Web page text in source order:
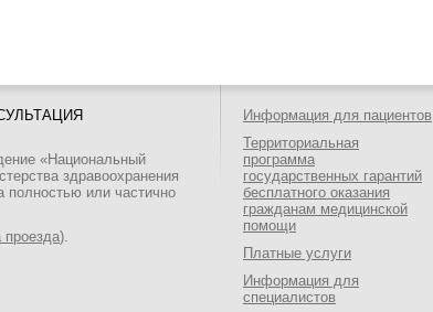
«Национальный
здравоохранения
полностью или частично
проезда).
Информация для пациентов
Территориальная
программа
государственных гарантий
бесплатного оказания
гражданам медицинской
помощи
Платные услуги
Информация для
специалистов